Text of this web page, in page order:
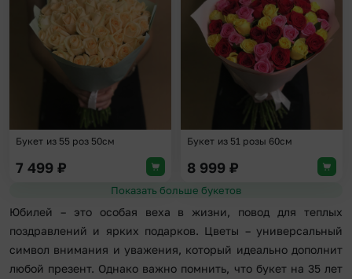
Букет из 55 роз 50см
7 499 ₽
Букет из 51 розы 60см
8 999 ₽
Показать больше букетов
Юбилей – это особая веха в жизни, повод для теплых
поздравлений и ярких подарков. Цветы – универсальный
символ внимания и уважения, который идеально дополнит
любой презент. Однако важно помнить, что букет на 35 лет